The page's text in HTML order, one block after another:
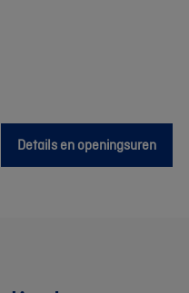
Details en openingsuren